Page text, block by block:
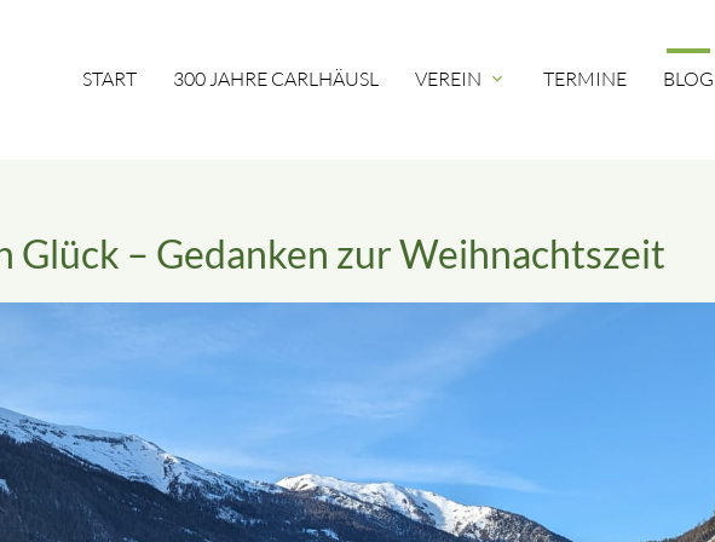
START 300 JAHRE CARLHÄUSL VEREIN expand_more TERMINE BLOG
SUCHEN
Glück – Gedanken zur Weihnachtszeit